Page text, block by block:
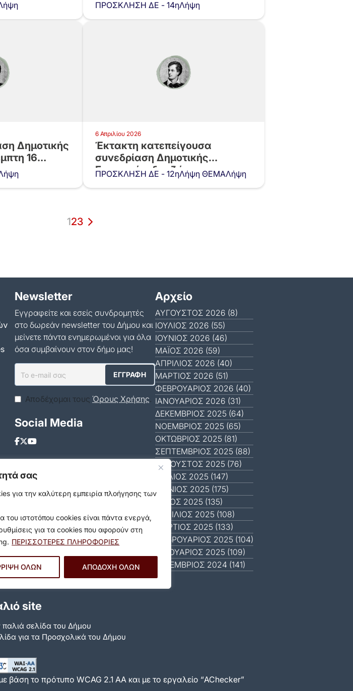
σας
για την καλύτερη εμπειρία πλοήγησης των
του ιστοτόπου cookies είναι πάντα ενεργά,
για τα cookies που αφορούν στη
ΠΕΡΙΣΣΟΤΕΡΕΣ ΠΛΗΡΟΦΟΡΙΕΣ
ΟΛΩΝ ΑΠΟΔΟΧΗ ΟΛΩΝ
ΠΡΟΣΚΛΗΣΗ ΔΕ - 14ηΛήψη
Δημοτικής
16
6 Απριλίου 2026
Έκτακτη κατεπείγουσα
συνεδρίαση Δημοτικής
Επιτροπής, δια ζώσης, την
ΠΡΟΣΚΛΗΣΗ ΔΕ - 12ηΛήψη ΘΕΜΑΛήψη
123
Newsletter
Εγγραφείτε και εσείς συνδρομητές
στο δωρεάν newsletter του Δήμου και
μείνετε πάντα ενημερωμένοι για όλα
όσα συμβαίνουν στον δήμο μας!
Αποδέχομαι τους Όρους Χρήσης.
Social Media
Αρχείο
ΑΎΓΟΥΣΤΟΣ 2026 (8)
ΙΟΎΛΙΟΣ 2026 (55)
ΙΟΎΝΙΟΣ 2026 (46)
ΜΆΙΟΣ 2026 (59)
ΑΠΡΊΛΙΟΣ 2026 (40)
ΜΆΡΤΙΟΣ 2026 (51)
ΦΕΒΡΟΥΆΡΙΟΣ 2026 (40)
ΙΑΝΟΥΆΡΙΟΣ 2026 (31)
ΔΕΚΈΜΒΡΙΟΣ 2025 (64)
ΝΟΈΜΒΡΙΟΣ 2025 (65)
ΟΚΤΏΒΡΙΟΣ 2025 (81)
ΣΕΠΤΈΜΒΡΙΟΣ 2025 (88)
ΑΎΓΟΥΣΤΟΣ 2025 (76)
ΙΟΎΛΙΟΣ 2025 (147)
ΙΟΎΝΙΟΣ 2025 (175)
ΜΆΙΟΣ 2025 (135)
ΑΠΡΊΛΙΟΣ 2025 (108)
ΜΆΡΤΙΟΣ 2025 (133)
ΦΕΒΡΟΥΆΡΙΟΣ 2025 (104)
ΙΑΝΟΥΆΡΙΟΣ 2025 (109)
ΔΕΚΈΜΒΡΙΟΣ 2024 (141)
site
παλιά σελίδα του Δήμου
για τα Προσχολικά του Δήμου
βάση το πρότυπο WCAG 2.1 AA και με το εργαλείο “AChecker”